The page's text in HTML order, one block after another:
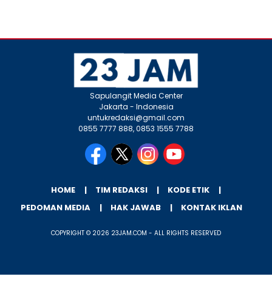
Sapulangit Media Center
Jakarta - Indonesia
untukredaksi@gmail.com
0855 7777 888, 0853 1555 7788
HOME TIM REDAKSI
KODE ETIK
PEDOMAN MEDIA
HAK JAWAB KONTAK IKLAN
COPYRIGHT © 2026 23JAM.COM - ALL RIGHTS RESERVED